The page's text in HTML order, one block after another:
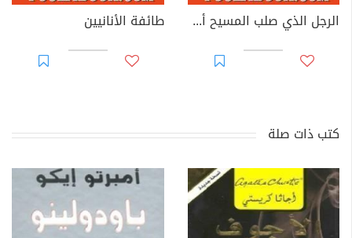
الرجل الذي صلب المسيح أو الإنجيل برواية بيلاطس طائفة الأنانيين
كتب ذات صلة